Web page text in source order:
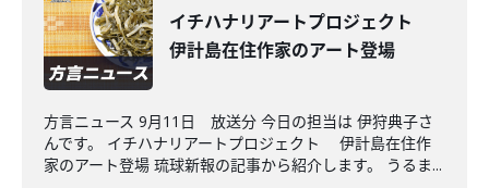
イチハナリアートプロジェクト
伊計島在住作家のアート登場
方言ニュース 9月11日 放送分 今日の担当は 伊狩典子さ
んです。 イチハナリアートプロジェクト 伊計島在住作
家のアート登場 琉球新報の記事から紹介します。 うるま...